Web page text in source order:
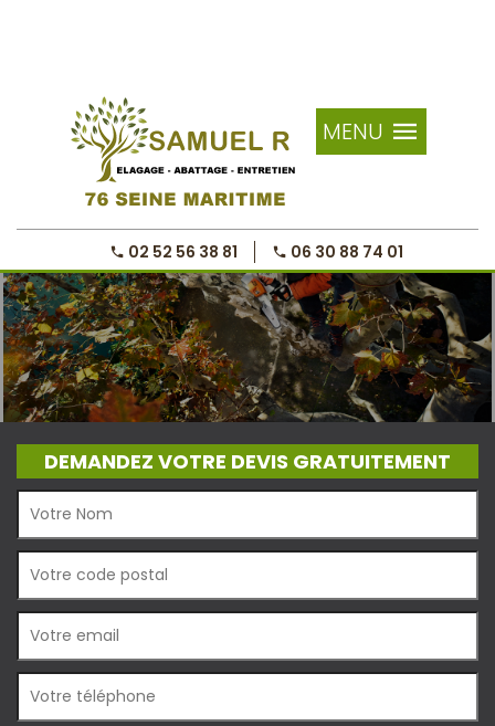
MENU
02 52 56 38 81 06 30 88 74 01
DEMANDEZ VOTRE DEVIS GRATUITEMENT